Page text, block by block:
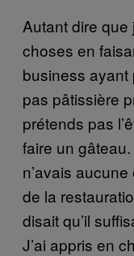
Autant dire que
choses en
business ayant
pas pâtissière
prétends pas
faire un
n’avais
de la
disait qu’il
J’ai appris en